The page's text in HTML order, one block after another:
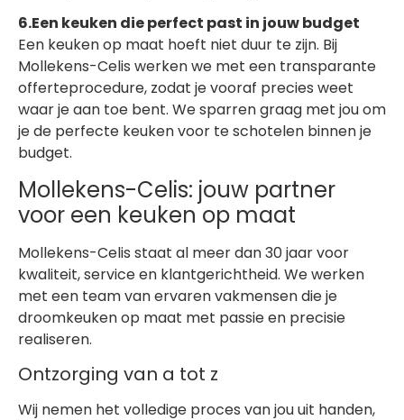
6.Een keuken die perfect past in jouw budget
Een keuken op maat hoeft niet duur te zijn. Bij
Mollekens-Celis werken we met een transparante
offerteprocedure, zodat je vooraf precies weet
waar je aan toe bent. We sparren graag met jou om
je de perfecte keuken voor te schotelen binnen je
budget.
Mollekens-Celis: jouw partner
voor een keuken op maat
Mollekens-Celis staat al meer dan 30 jaar voor
kwaliteit, service en klantgerichtheid. We werken
met een team van ervaren vakmensen die je
droomkeuken op maat met passie en precisie
realiseren.
Ontzorging van a tot z
Wij nemen het volledige proces van jou uit handen,